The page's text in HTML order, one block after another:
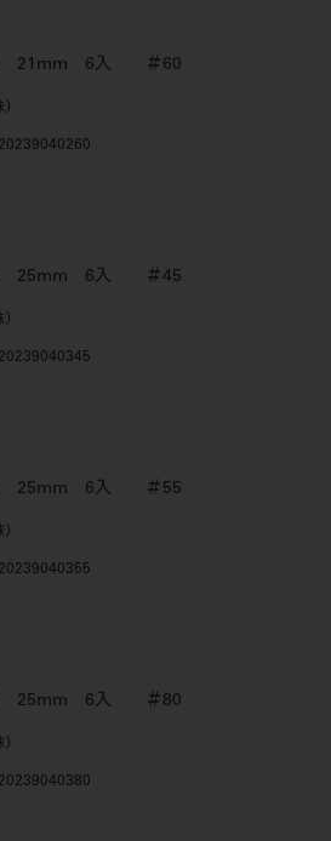
21mm 6入 ＃60
20239040260
25mm 6入 ＃45
20239040345
25mm 6入 ＃55
20239040355
25mm 6入 ＃80
20239040380